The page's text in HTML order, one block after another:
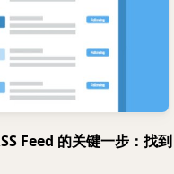
Feed 的关键一步：找到